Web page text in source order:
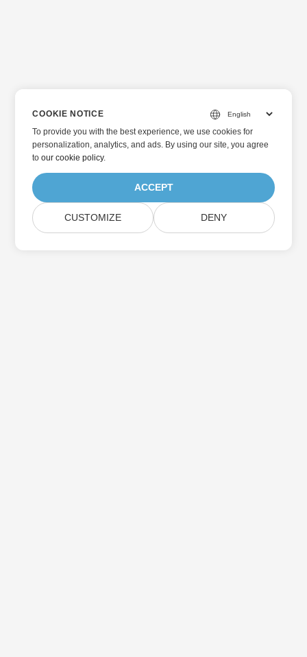
COOKIE NOTICE
To provide you with the best experience, we use cookies for
personalization, analytics, and ads. By using our site, you agree
toour cookie policy.
ACCEPT
CUSTOMIZE DENY